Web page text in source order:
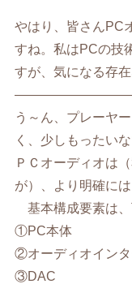
やはり、皆さんPC
すね。私はPCの技
すが、気になる存在
う～ん、プレーヤ
く、少しもったい
ＰＣオーディオは
が）、より明確に
基本構成要素は、
①PC本体
②オーディオインタ
③DAC